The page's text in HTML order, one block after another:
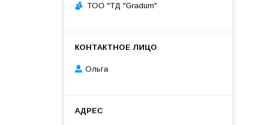
TOO "ТД "Gradum"
Ольга